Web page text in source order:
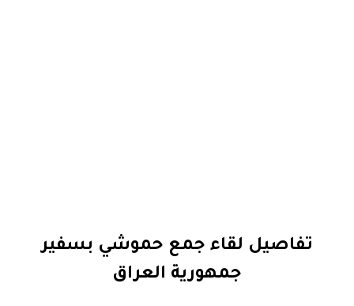
تفاصيل لقاء جمع حموشي بسفير
جمهورية العراق